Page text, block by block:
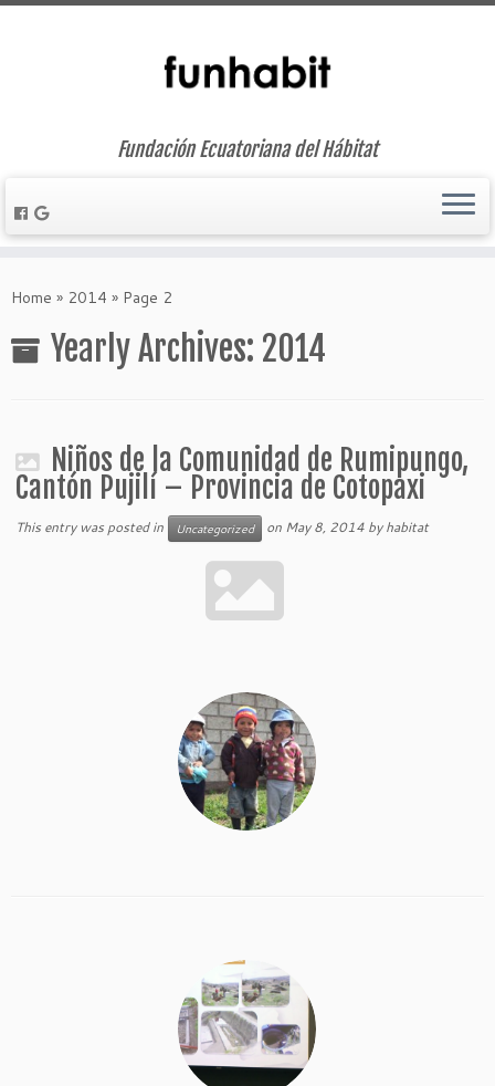
to
Fundación Ecuatoriana del Hábitat
Home » 2014 » Page 2
Yearly Archives: 2014
Niños de la Comunidad de Rumipungo,
Cantón Pujilí – Provincia de Cotopaxi
This entry was posted in Uncategorized on May 8, 2014 byhabitat